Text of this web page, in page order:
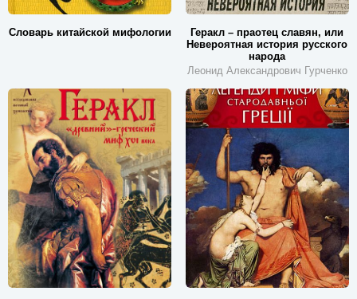
Словарь китайской мифологии
Геракл – праотец славян, или
Невероятная история русского
народа
Леонид Александрович Гурченко